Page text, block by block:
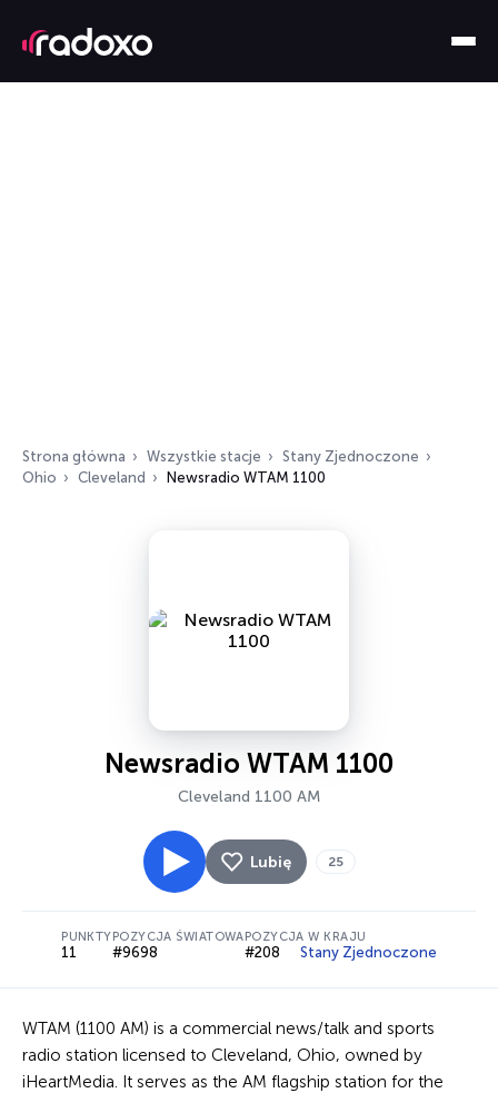
Strona główna Wszystkie stacje
Stany Zjednoczone
Ohio
Cleveland Newsradio WTAM 1100
Newsradio WTAM 1100
Cleveland 1100 AM
Lubię 25
PUNKTY
11
POZYCJA ŚWIATOWA
#9698
POZYCJA W KRAJU
#208 Stany Zjednoczone
WTAM (1100 AM) is a commercial news/talk and sports
radio station licensed to Cleveland, Ohio, owned by
iHeartMedia. It serves as the AM flagship station for the